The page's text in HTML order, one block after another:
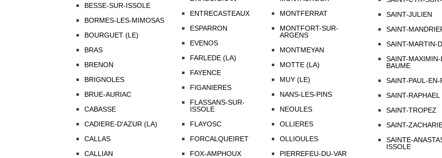
BESSE-SUR-ISSOLE
BORMES-LES-MIMOSAS
BOURGUET (LE)
BRAS
BRENON
BRIGNOLES
BRUE-AURIAC
CABASSE
CADIERE-D'AZUR (LA)
CALLAS
CALLIAN
ENTRECASTEAUX
ESPARRON
EVENOS
FARLEDE (LA)
FAYENCE
FIGANIERES
FLASSANS-SUR-
ISSOLE
FLAYOSC
FORCALQUEIRET
FOX-AMPHOUX
MONTFERRAT
MONTFORT-SUR-
ARGENS
MONTMEYAN
MOTTE (LA)
MUY (LE)
NANS-LES-PINS
NEOULES
OLLIERES
OLLIOULES
PIERREFEU-DU-VAR
SAINT-JULIEN
SAINT-
SAINT-MARTIN-
SAINT-
BAUME
SAINT-PAUL-
SAINT-RAPHAEL
SAINT-TROPEZ
SAINT-
SAINTE-
ISSOLE